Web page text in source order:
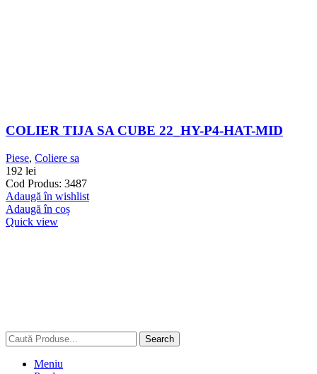
COLIER TIJA SA CUBE 22_HY-P4-HAT-MID
Piese, Coliere sa
192 lei
Cod Produs: 3487
Adaugă în wishlist
Adaugă în coș
Quick view
Search
Meniu